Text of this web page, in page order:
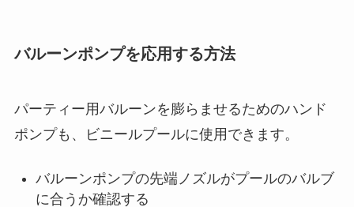
バルーンポンプを応用する方法
パーティー用バルーンを膨らませるためのハンド
ポンプも、ビニールプールに使用できます。
バルーンポンプの先端ノズルがプールのバルブ
に合うか確認する